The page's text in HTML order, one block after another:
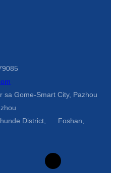
sa Gome-Smart City, Pazhou
District, Foshan,